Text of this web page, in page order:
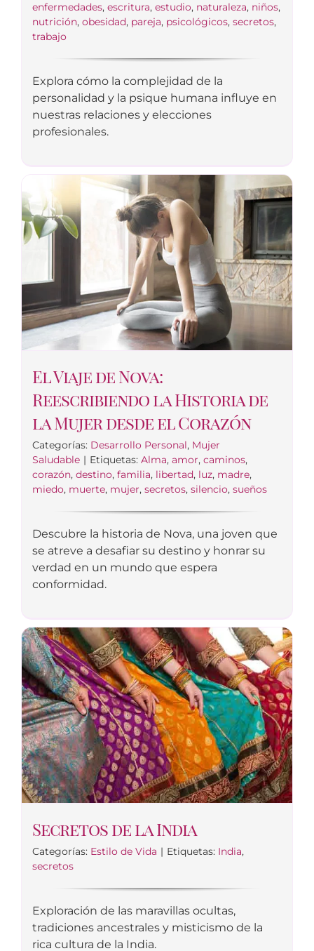
enfermedades, escritura, estudio, naturaleza, niños,
nutrición, obesidad, pareja, psicológicos, secretos,
trabajo
Explora cómo la complejidad de la
personalidad y la psique humana influye en
nuestras relaciones y elecciones
profesionales.
El Viaje de Nova:
Reescribiendo la Historia de
la Mujer desde el Corazón
Categorías: Desarrollo Personal, Mujer
Saludable | Etiquetas: Alma, amor, caminos,
corazón, destino, familia, libertad, luz, madre,
miedo, muerte, mujer, secretos, silencio, sueños
Descubre la historia de Nova, una joven que
se atreve a desafiar su destino y honrar su
verdad en un mundo que espera
conformidad.
Secretos de la India
Categorías: Estilo de Vida | Etiquetas: India,
secretos
Exploración de las maravillas ocultas,
tradiciones ancestrales y misticismo de la
rica cultura de la India.